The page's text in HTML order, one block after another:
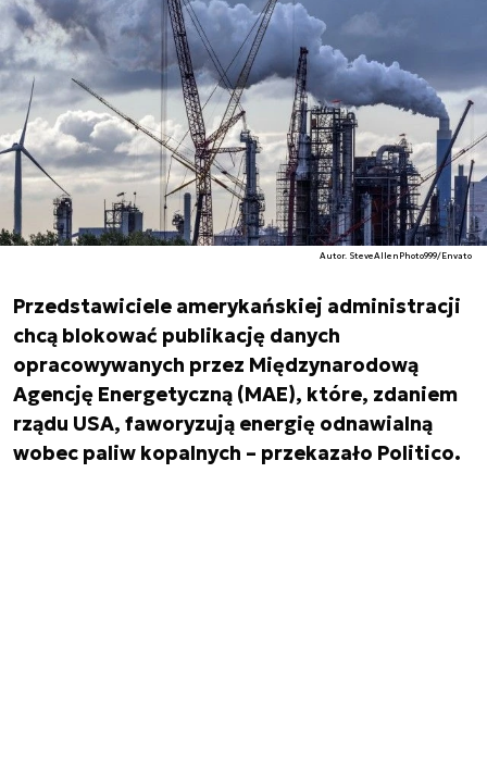
Autor. SteveAllenPhoto999/Envato
Przedstawiciele amerykańskiej administracji
chcą blokować publikację danych
opracowywanych przez Międzynarodową
Agencję Energetyczną (MAE), które, zdaniem
rządu USA, faworyzują energię odnawialną
wobec paliw kopalnych – przekazało Politico.